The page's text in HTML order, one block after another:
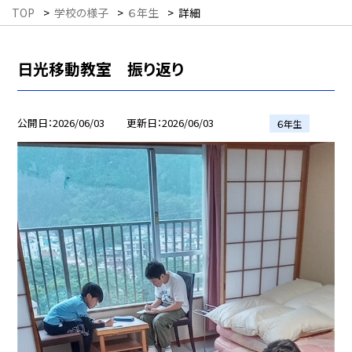
TOP > 学校の様子 > ６年生 > 詳細
日光移動教室 振り返り
公開日 2026/06/03 更新日 2026/06/03 ６年生